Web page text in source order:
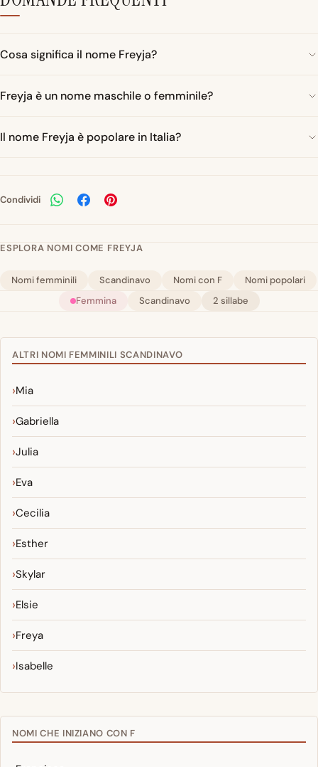
Cosa significa il nome Freyja?
Freyja è un nome maschile o femminile?
Il nome Freyja è popolare in Italia?
Condividi
ESPLORA NOMI COME FREYJA
Nomi femminili Scandinavo Nomi con F
Nomi popolari
Femmina
Scandinavo 2 sillabe
ALTRI NOMI FEMMINILI SCANDINAVO
Mia
Gabriella
Julia
Eva
Cecilia
Esther
Skylar
Elsie
Freya
Isabelle
NOMI CHE INIZIANO CON F